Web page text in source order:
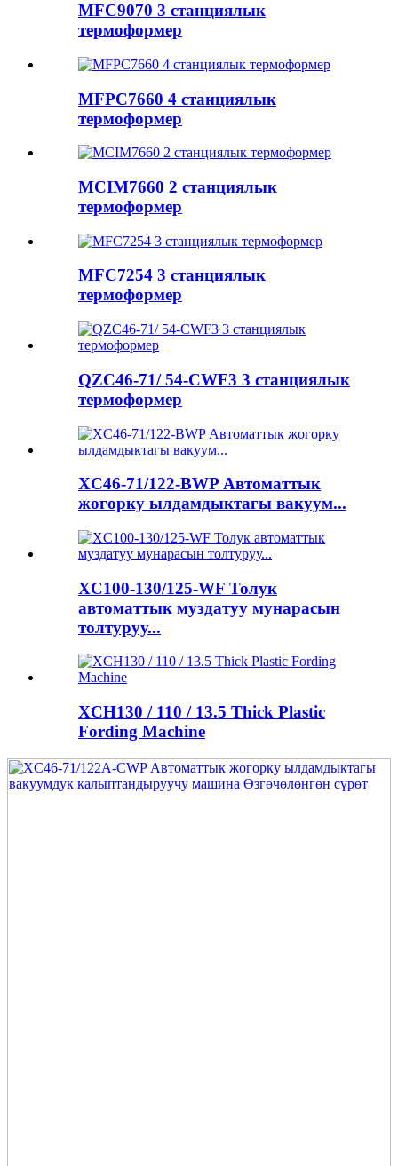
MFC9070 3 станциялык
термоформер
MFPC7660 4 станциялык
термоформер
MCIM7660 2 станциялык
термоформер
MFC7254 3 станциялык
термоформер
QZC46-71/ 54-CWF3 3 станциялык
термоформер
XC46-71/122-BWP Автоматтык
жогорку ылдамдыктагы вакуум...
XC100-130/125-WF Толук
автоматтык муздатуу мунарасын
толтуруу...
XCH130 / 110 / 13.5 Thick Plastic
Fording Machine